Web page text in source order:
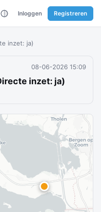
Inloggen Registreren
inzet: ja)
08-06-2026 15:09
inzet: ja)